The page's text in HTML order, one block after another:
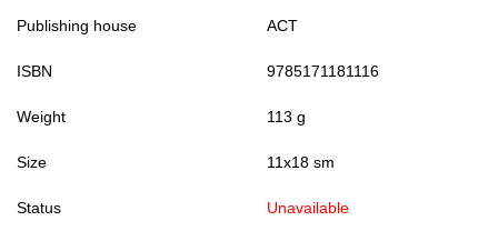
Publishing house АСТ
ISBN 9785171181116
Weight 113 g
Size 11x18 sm
Status Unavailable